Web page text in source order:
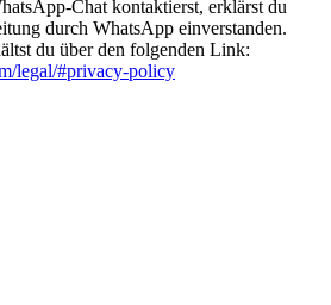
Chat kontaktierst, erklärst du
durch WhatsApp einverstanden.
du über den folgenden Link:
legal/#privacy-policy